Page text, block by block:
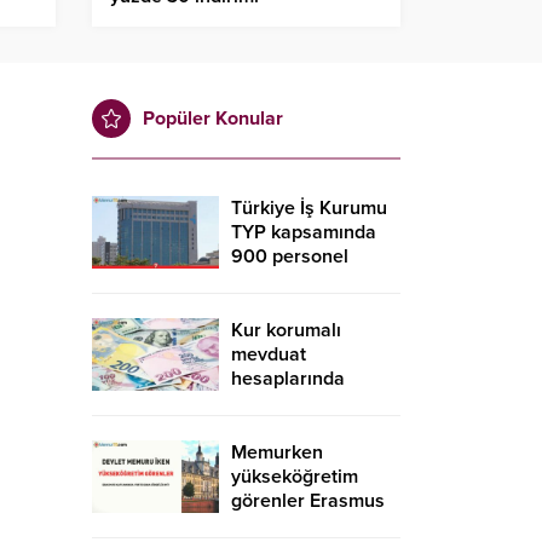
Popüler Konular
Türkiye İş Kurumu
TYP kapsamında
900 personel
yapılır?
Kur korumalı
mevduat
hesaplarında
Memurken
yükseköğretim
görenler Erasmus